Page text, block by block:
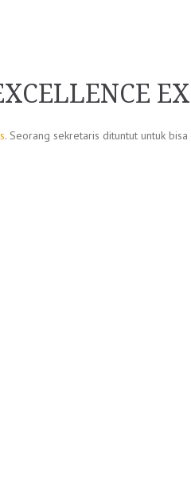
. Seorang sekretaris dituntut untuk